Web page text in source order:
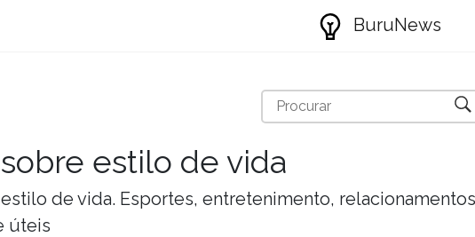
BuruNews
estilo de vida
de vida. Esportes, entretenimento,
úteis